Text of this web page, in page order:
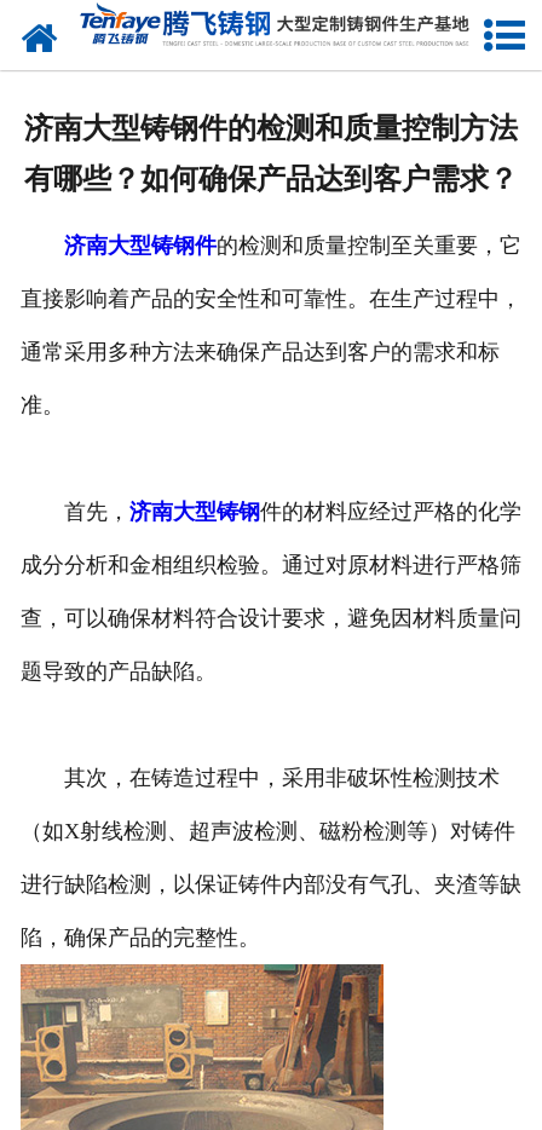
网站首页
生产能力
济南大型铸钢件的检测和质量控制方法
有哪些？如何确保产品达到客户需求？
济南大型铸钢件的检测和质量控制至关重要，它
直接影响着产品的安全性和可靠性。在生产过程中，
通常采用多种方法来确保产品达到客户的需求和标
准。
首先， 济南大型铸钢件的材料应经过严格的化学
成分分析和金相组织检验。通过对原材料进行严格筛
查，可以确保材料符合设计要求，避免因材料质量问
题导致的产品缺陷。
其次，在铸造过程中，采用非破坏性检测技术
（如X射线检测、超声波检测、磁粉检测等）对铸件
进行缺陷检测，以保证铸件内部没有气孔、夹渣等缺
陷，确保产品的完整性。